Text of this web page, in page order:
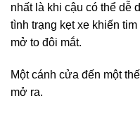
nhất là khi cậu có thể dễ
tình trạng kẹt xe khiến
mở to đôi mắt.
Một cánh cửa đến một
mở ra.